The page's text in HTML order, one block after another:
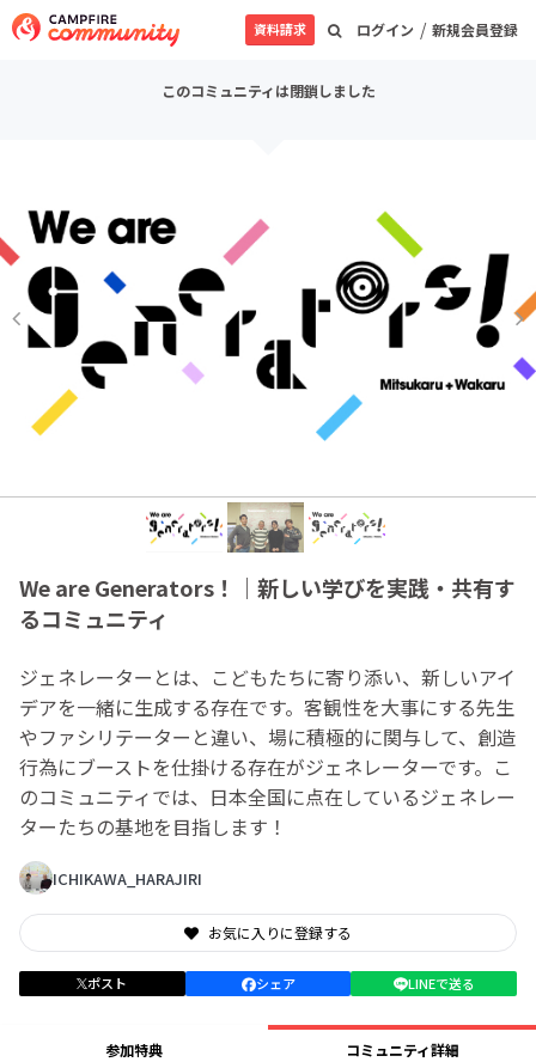
ログイン / 新規会員登録
資料請求
このコミュニティは閉鎖しました
We are Generators！｜新しい学びを実践・共有す
るコミュニティ
ジェネレーターとは、こどもたちに寄り添い、新しいアイ
デアを一緒に生成する存在です。客観性を大事にする先生
やファシリテーターと違い、場に積極的に関与して、創造
行為にブーストを仕掛ける存在がジェネレーターです。こ
のコミュニティでは、日本全国に点在しているジェネレー
ターたちの基地を目指します！
ICHIKAWA_HARAJIRI
お気に入りに登録する
ポスト シェア LINEで送る
参加特典 コミュニティ詳細